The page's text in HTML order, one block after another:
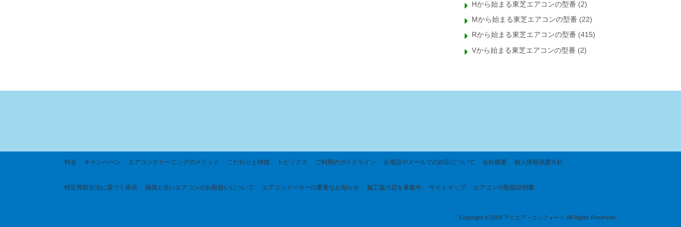
Hから始まる東芝エアコンの型番 (2)
Mから始まる東芝エアコンの型番 (22)
Rから始まる東芝エアコンの型番 (415)
Vから始まる東芝エアコンの型番 (2)
料金 キャンペーン エアコンクリーニングのメリット こだわりと特徴 トピックス ご利用のガイドライン お電話やメールでの対応について 会社概要 個人情報保護方針
特定商取引法に基づく 表示 補償と古いエアコンのお取扱いについて エアコンメーカーの重要なお知らせ 施工協力店を募集中 サイトマップ エアコンの取扱説明書
Copyright © 2003 アイエア・コンフォート All Rights Reserved.